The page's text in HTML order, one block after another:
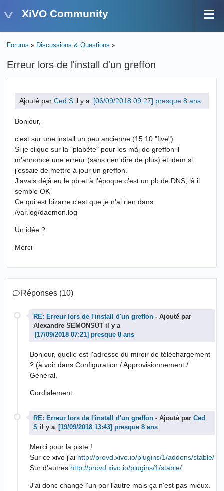
XiVO Community
Forums » Discussions & Questions »
Erreur lors de l'install d'un greffon
Ajouté par Ced S il y a presque 8 ans
Bonjour,
c'est sur une install un peu ancienne (15.10 "five")
Si je clique sur la "plabète" pour les màj de greffon il
m'annonce une erreur (sans rien dire de plus) et idem si
j’essaie de mettre à jour un greffon.
J'avais déjà eu le pb et à l'époque c'est un pb de DNS, là il
semble OK
Ce qui est bizarre c'est que je n'ai rien dans
/var.log/daemon.log
Un idée ?
Merci
Réponses (10)
RE: Erreur lors de l'install d'un greffon - Ajouté par
Alexandre SEMONSUT il y a
presque 8 ans
Bonjour, quelle est l'adresse du miroir de téléchargement
? (à voir dans Configuration / Approvisionnement /
Général.
Cordialement
RE: Erreur lors de l'install d'un greffon - Ajouté par Ced
S il y a presque 8 ans
Merci pour la piste !
Sur ce xivo j'ai http://provd.xivo.io/plugins/1/addons/stable/
Sur d'autres http://provd.xivo.io/plugins/1/stable/
J'ai donc changé l'un par l'autre mais ça n'est pas mieux.